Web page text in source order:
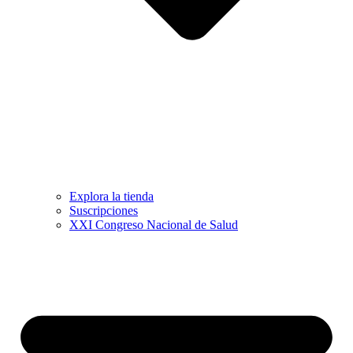
Explora la tienda
Suscripciones
XXI Congreso Nacional de Salud